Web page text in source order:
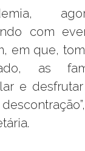
com
em que,
as
e